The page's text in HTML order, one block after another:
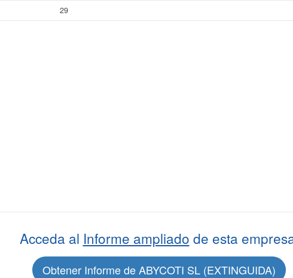
29
Acceda al Informe ampliado de esta
Obtener Informe de ABYCOTI SL (EXTINGUIDA)